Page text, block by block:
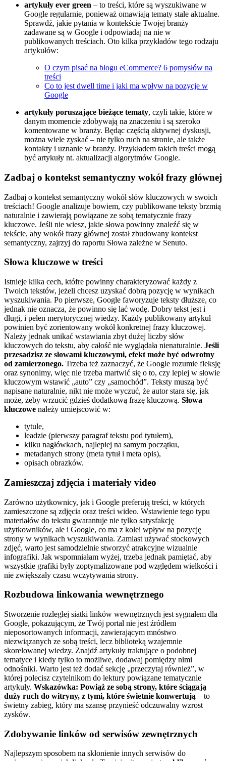
artykuły ever green – to treści, które są wyszukiwane w
Google regularnie, ponieważ omawiają tematy stale aktualne.
Sprawdź, jakie pytania w kontekście Twojej branży
zadawane są w Google i odpowiadaj na nie w
publikowanych treściach. Oto kilka przykładów tego rodzaju
artykułów:
O czym pisać na blogu eCommerce? 6 pomysłów na
treści
Co to jest dwell time i jaki ma wpływ na pozycje w
Google
artykuły poruszające bieżące tematy, czyli takie, które w
danym momencie zdobywają na znaczeniu i są szeroko
komentowane w branży. Będąc częścią aktywnej dyskusji,
można wiele zyskać – nie tylko ruch na stronie, ale także
kontakty i uznanie w branży. Przykładem takich treści mogą
być artykuły nt. aktualizacji algorytmów Google.
Zadbaj o kontekst semantyczny wokół frazy głównej
Zadbaj o kontekst semantyczny wokół słów kluczowych w swoich
treściach! Google analizuje bowiem, czy publikowane teksty brzmią
naturalnie i zawierają powiązane ze sobą tematycznie frazy
kluczowe. Jeśli nie wiesz, jakie słowa powinny znaleźć się w
tekście, aby wokół frazy głównej został zbudowany kontekst
semantyczny, zajrzyj do raportu Słowa zależne w Senuto.
Słowa kluczowe w treści
Istnieje kilka cech, któfre powinny charakteryzować każdy z
Twoich tekstów, jeżeli chcesz uzyskać dobrą pozycję w wynikach
wyszukiwania. Po pierwsze, Google faworyzuje teksty dłuższe, co
jednak nie oznacza, że powinno się lać wodę. Dobry tekst jest i
długi, i pełen merytorycznej wiedzy. Każdy publikowany artykuł
powinien być zorientowany wokół konkretnej frazy kluczowej.
Należy jednak unikać wstawiania zbyt dużej liczby słów
kluczowych do tekstu, aby całość nie wyglądała nienaturalnie. Jeśli
przesadzisz ze słowami kluczowymi, efekt może być odwrotny
od zamierzonego. Trzeba też zaznaczyć, że Google rozumie fleksję
oraz synonimy, więc nie trzeba martwić się o to, czy lepiej w słowie
kluczowym wstawić „auto” czy „samochód”. Teksty muszą być
napisane naturalnie, nikt nie może wyczuć, że autor stara się, jak
może, żeby wrzucić gdzieś dodatkową frazę kluczową. Słowa
kluczowe należy umiejscowić w:
tytule,
leadzie (pierwszy paragraf tekstu pod tytułem),
kilku nagłówkach, najlepiej na samym początku,
metadanych strony (meta tytuł i meta opis),
opisach obrazków.
Zamieszczaj zdjęcia i materiały video
Zarówno użytkownicy, jak i Google preferują treści, w których
zamieszczone są zdjęcia oraz treści wideo. Wstawienie tego typu
materiałów do tekstu gwarantuje nie tylko satysfakcję
użytkowników, ale i Google, co ma z kolei wpływ na pozycję
strony w wynikach wyszukiwania. Zamiast używać stockowych
zdjęć, warto jest samodzielnie stworzyć atrakcyjne wizualnie
infografiki. Jak wspomniałam wyżej, trzeba jednak pamiętać, aby
wszystkie grafiki były zoptymalizowane pod względem wielkości i
nie zwiększały czasu wczytywania strony.
Rozbudowa linkowania wewnętrznego
Stworzenie rozległej siatki linków wewnętrznych jest sygnałem dla
Google, pokazującym, że Twój portal nie jest źródłem
nieposortowanych informacji, zawierającym mnóstwo
niezwiązanych ze sobą treści, lecz biblioteką wzajemnie
skorelowanej wiedzy. Znajdź artykuły traktujące o podobnej
tematyce i kiedy tylko to możliwe, dodawaj pomiędzy nimi
odnośniki. Warto jest też dodać sekcję „przeczytaj również”, w
której polecisz czytelnikom do lektury powiązane tematycznie
artykuły. Wskazówka: Powiąż ze sobą strony, które ściągają
duży ruch do witryny, z tymi, które świetnie konwertują – to
świetny zabieg, który ma szansę przynieść odczuwalny wzrost
zysków.
Zdobywanie linków od serwisów zewnętrznych
Najlepszym sposobem na skłonienie innych serwisów do